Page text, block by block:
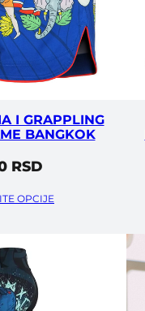
I GRAPPLING
BANGKOK
RSD
OPCIJE